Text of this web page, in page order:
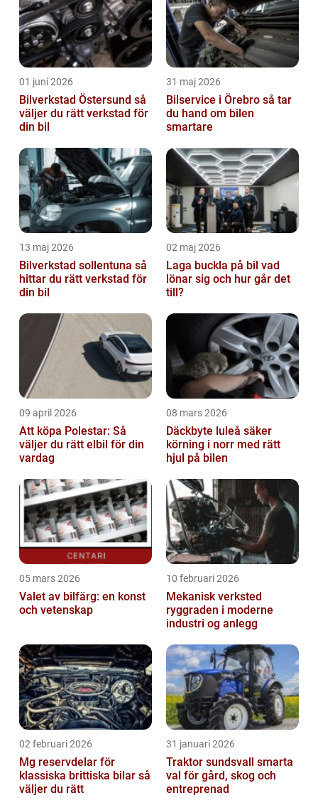
01 juni 2026
Bilverkstad Östersund så
väljer du rätt verkstad för
din bil
31 maj 2026
Bilservice i Örebro så tar
du hand om bilen
smartare
13 maj 2026
Bilverkstad sollentuna så
hittar du rätt verkstad för
din bil
02 maj 2026
Laga buckla på bil vad
lönar sig och hur går det
till?
09 april 2026
Att köpa Polestar: Så
väljer du rätt elbil för din
vardag
08 mars 2026
Däckbyte luleå säker
körning i norr med rätt
hjul på bilen
05 mars 2026
Valet av bilfärg: en konst
och vetenskap
10 februari 2026
Mekanisk verksted
ryggraden i moderne
industri og anlegg
02 februari 2026
Mg reservdelar för
klassiska brittiska bilar så
väljer du rätt
31 januari 2026
Traktor sundsvall smarta
val för gård, skog och
entreprenad